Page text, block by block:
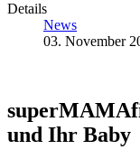
Details
News
03. November
und Ihr Baby